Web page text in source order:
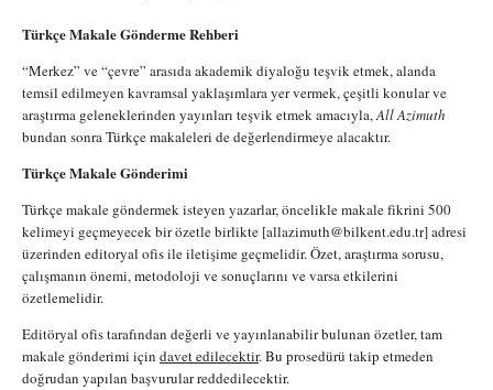
Türkçe Makale Gönderme Rehberi
“Merkez” ve “çevre” arasıda akademik diyaloğu teşvik etmek, alanda
temsil edilmeyen kavramsal yaklaşımlara yer vermek, çeşitli konular ve
araştırma geleneklerinden yayınları teşvik etmek amacıyla,All Azimuth
bundan sonra Türkçe makaleleri de değerlendirmeye alacaktır.
Türkçe Makale Gönderimi
Türkçe makale göndermek isteyen yazarlar, öncelikle makale fikrini 500
kelimeyi geçmeyecek bir özetle birlikte [allazimuth@bilkent.edu.tr] adresi
üzerinden editoryal ofis ile iletişime geçmelidir. Özet, araştırma sorusu,
çalışmanın önemi, metodoloji ve sonuçlarını ve varsa etkilerini
özetlemelidir.
Editöryal ofis tarafından değerli ve yayınlanabilir bulunan özetler, tam
makale gönderimi için davet edilecektir. Bu prosedürü takip etmeden
doğrudan yapılan başvurular reddedilecektir.